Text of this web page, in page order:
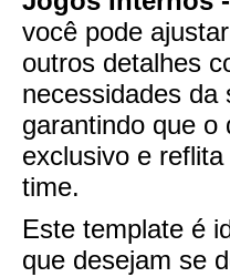
você pode
outros detalhes
necessidades da
garantindo que o
exclusivo e
time.
Este template é
que desejam se